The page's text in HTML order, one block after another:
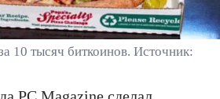
10 тысяч биткоинов. Источник: